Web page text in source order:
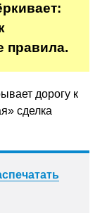
правила.
дорогу к
сделка